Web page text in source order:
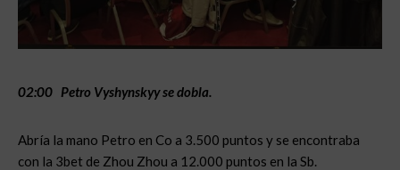
02:00 Petro Vyshynskyy se dobla.
Abría la mano Petro en Co a 3.500 puntos y se encontraba
con la 3bet de Zhou Zhou a 12.000 puntos en la Sb.